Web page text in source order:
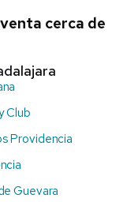
cerca de
Club
Providencia
Guevara